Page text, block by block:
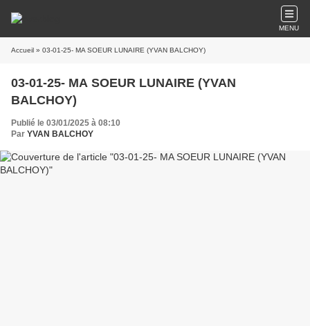
MENU
Accueil » 03-01-25- MA SOEUR LUNAIRE (YVAN BALCHOY)
03-01-25- MA SOEUR LUNAIRE (YVAN
BALCHOY)
Publié le 03/01/2025 à 08:10
Par YVAN BALCHOY